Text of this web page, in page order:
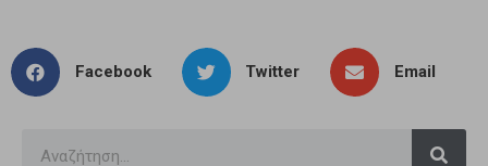
Facebook Twitter Email